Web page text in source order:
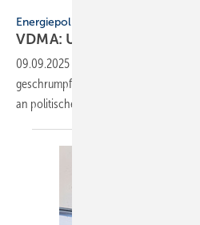
Energiepolitik
VDMA: Un­si­cher­heit
09.09.2025
geschrumpft. Dabei mangelt es nicht
an politischer